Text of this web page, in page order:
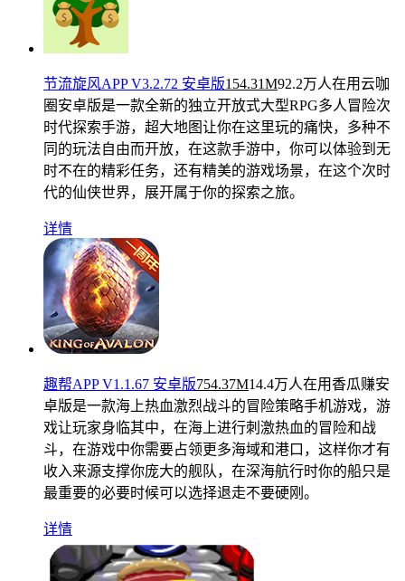
节流旋风APP V3.2.72 安卓版154.31M92.2万人在用云咖
圈安卓版是一款全新的独立开放式大型RPG多人冒险次
时代探索手游，超大地图让你在这里玩的痛快，多种不
同的玩法自由而开放，在这款手游中，你可以体验到无
时不在的精彩任务，还有精美的游戏场景，在这个次时
代的仙侠世界，展开属于你的探索之旅。
详情
趣帮APP V1.1.67 安卓版754.37M14.4万人在用 香瓜赚安
卓版是一款海上热血激烈战斗的冒险策略手机游戏，游
戏让玩家身临其中，在海上进行刺激热血的冒险和战
斗，在游戏中你需要占领更多海域和港口，这样你才有
收入来源支撑你庞大的舰队，在深海航行时你的船只是
最重要的必要时候可以选择退走不要硬刚。
详情